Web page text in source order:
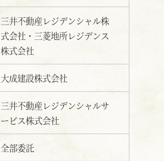
三井不動産レジデンシャル株
式会社・三菱地所レジデンス
株式会社
大成建設株式会社
三井不動産レジデンシャルサ
ービス株式会社
全部委託